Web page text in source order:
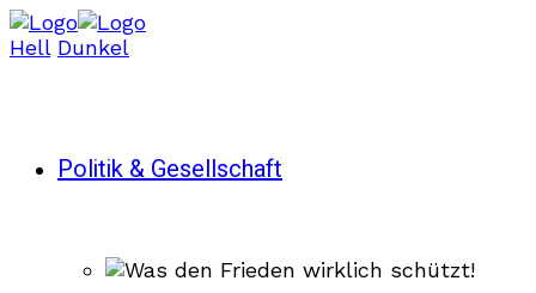
Hell Dunkel
Politik & Gesellschaft